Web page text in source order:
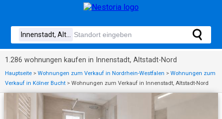
1.286 wohnungen kaufen in Innenstadt, Altstadt-Nord
Hauptseite > Wohnungen zum Verkauf in Nordrhein-Westfalen > Wohnungen zum
Verkauf in Kölner Bucht > Wohnungen zum Verkauf in Innenstadt, Altstadt-Nord